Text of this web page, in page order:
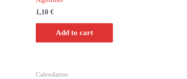
1,10 €
Add to cart
Calendarios